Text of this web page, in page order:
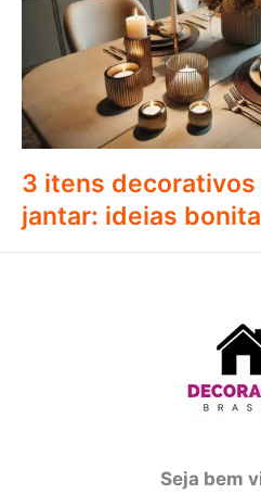
3 itens decorativos
jantar: ideias
Seja bem